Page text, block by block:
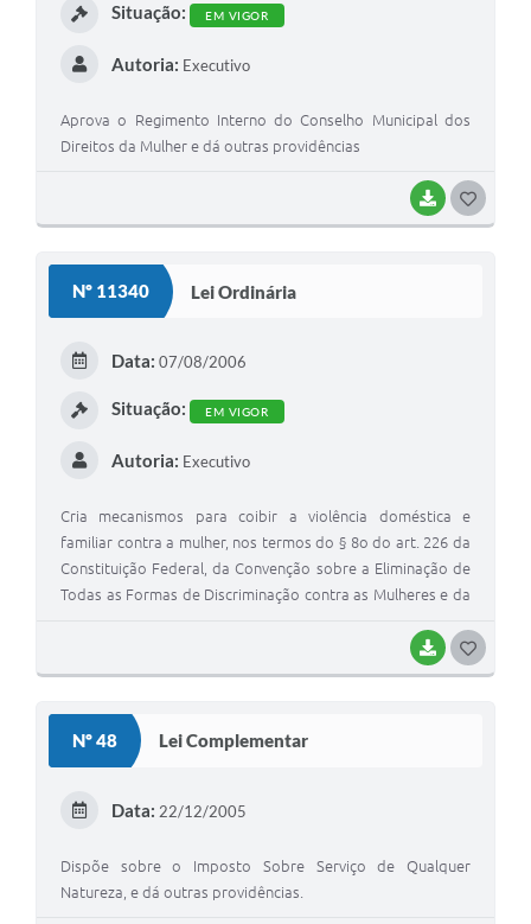
BAIXAR
Situação: EM VIGOR
Autoria: Executivo
Aprova o Regimento Interno do Conselho Municipal dos
Direitos da Mulher e dá outras providências
Nº 11340 Lei Ordinária
BAIXAR
Data: 07/08/2006
Situação: EM VIGOR
Autoria: Executivo
Cria mecanismos para coibir a violência doméstica e
familiar contra a mulher, nos termos do § 8o do art. 226 da
Constituição Federal, da Convenção sobre a Eliminação de
Todas as Formas de Discriminação contra as Mulheres e da
Violência contra a Mulher; dispõe sobre a criação dos
Juizados de Violência Doméstica e Familiar contra a Mulher;
de Execução Penal; e dá outras providências.
Nº 48 Lei Complementar
Data: 22/12/2005
Dispõe sobre o Imposto Sobre Serviço de Qualquer
Natureza, e dá outras providências.